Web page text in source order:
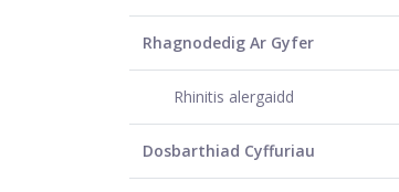
Rhagnodedig Ar Gyfer
Rhinitis alergaidd
Dosbarthiad Cyffuriau